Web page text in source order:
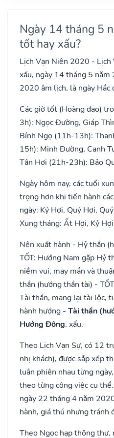
Ngày 14 tháng 5
tốt hay xấu?
Lịch Vạn Niên 2020 -
xấu, ngày 14 tháng 5
2020 âm lịch, là ngày Hắc
Các giờ tốt (Hoàng đạo)
3h): Ngọc Đường, Giáp
Bính Ngọ (11h-13h):
15h): Minh Đường, Canh
Tân Hợi (21h-23h): Bảo
Ngày hôm nay, các tuổi
trọng hơn khi tiến hành
ngày: Kỷ Hợi, Quý Hợi,
Xung tháng: Ất Hợi, Kỷ
Nên xuất hành - Hỷ thần
TỐT: Hướng Nam gặp Hỷ
niềm vui, may mắn và
thần (hướng thần tài) -
Tài thần, mang lại tài lộc,
hành hướng - Tài thần
Hướng Đông, xấu.
Theo Lịch Vạn Sự, có 12
nhị khách), được sắp xếp
luân phiên nhau từng
theo từng công việc cụ
ngày 22 tháng 4 năm
hành, giá thú nhưng tránh
Theo Ngọc hạp thông thư,